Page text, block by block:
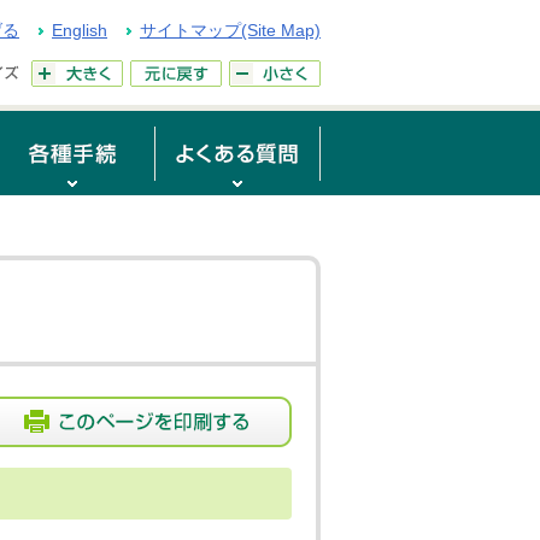
English サイトマップ(Site Map)